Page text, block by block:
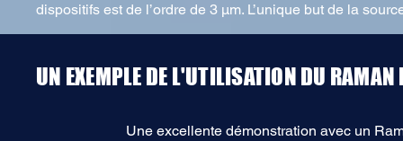
dispositifs est de l’ordre de 3 μm. L’unique but de la
UN EXEMPLE DE L'UTILISATION DU RAMAN
Une excellente démonstration avec un